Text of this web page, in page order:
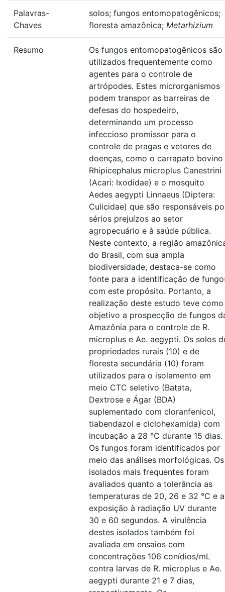
Palavras-
Chaves
solos; fungos entomopatogênicos;
floresta amazônica; Metarhizium
Resumo
Os fungos entomopatogênicos são
utilizados frequentemente como
agentes para o controle de
artrópodes. Estes microrganismos
podem transpor as barreiras de
defesas do hospedeiro,
determinando um processo
infeccioso promissor para o
controle de pragas e vetores de
doenças, como o carrapato bovino
Rhipicephalus microplus Canestrini
(Acari: Ixodidae) e o mosquito
Aedes aegypti Linnaeus (Diptera:
Culicidae) que são responsáveis
sérios prejuízos ao setor
agropecuário e à saúde pública.
Neste contexto, a região
do Brasil, com sua ampla
biodiversidade, destaca-se como
fonte para a identificação de
com este propósito. Portanto, a
realização deste estudo teve como
objetivo a prospecção de fungos
Amazônia para o controle de R.
microplus e Ae. aegypti. Os solos
propriedades rurais (10) e de
floresta secundária (10) foram
utilizados para o isolamento em
meio CTC seletivo (Batata,
Dextrose e Ágar (BDA)
suplementado com cloranfenicol,
tiabendazol e ciclohexamida) com
incubação a 28 °C durante 15 dias.
Os fungos foram identificados por
meio das análises morfológicas. Os
isolados mais frequentes foram
avaliados quanto a tolerância as
temperaturas de 20, 26 e 32 °C e a
exposição à radiação UV durante
30 e 60 segundos. A virulência
destes isolados também foi
avaliada em ensaios com
concentrações 106 conídios/mL
contra larvas de R. microplus e Ae.
aegypti durante 21 e 7 dias,